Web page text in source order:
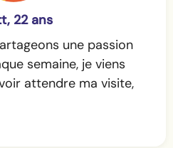
22 ans
une passion
semaine, je viens
attendre ma visite,